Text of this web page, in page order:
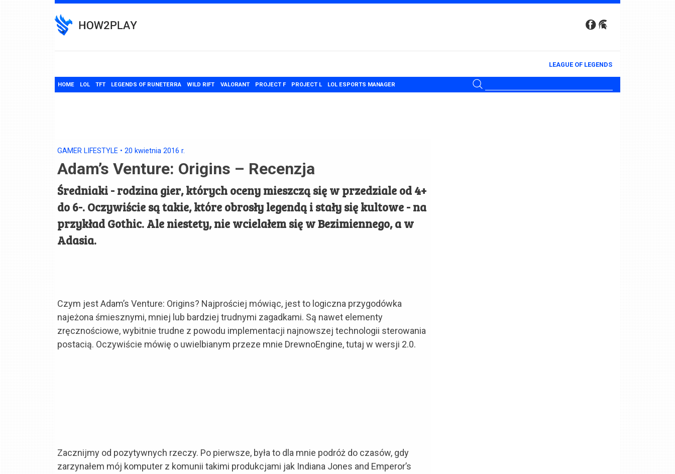
to
content
LEAGUE OF LEGENDS
HOME LOL TFT LEGENDS OF RUNETERRA WILD RIFT VALORANT PROJECT F PROJECT L LOL ESPORTS MANAGER
GAMER LIFESTYLE • 20 kwietnia 2016 r.
Adam’s Venture: Origins – Recenzja
Średniaki - rodzina gier, których oceny mieszczą się w przedziale od 4+
do 6-. Oczywiście są takie, które obrosły legendą i stały się kultowe - na
przykład Gothic. Ale niestety, nie wcielałem się w Bezimiennego, a w
Adasia.
Czym jest Adam’s Venture: Origins? Najprościej mówiąc, jest to logiczna przygodówka
najeżona śmiesznymi, mniej lub bardziej trudnymi zagadkami. Są nawet elementy
zręcznościowe, wybitnie trudne z powodu implementacji najnowszej technologii sterowania
postacią. Oczywiście mówię o uwielbianym przeze mnie DrewnoEngine, tutaj w wersji 2.0.
Zacznijmy od pozytywnych rzeczy. Po pierwsze, była to dla mnie podróż do czasów, gdy
zarzynałem mój komputer z komunii takimi produkcjami jak Indiana Jones and Emperor’s